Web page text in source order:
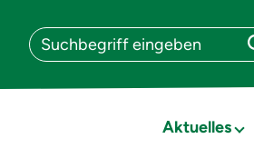
Aktuelles